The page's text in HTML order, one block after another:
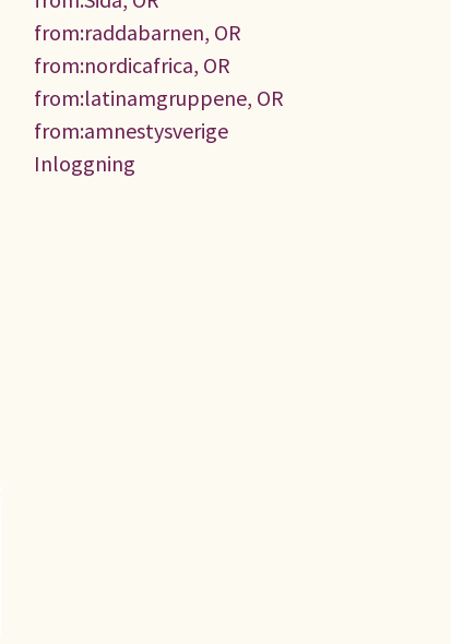
from:raddabarnen, OR
from:nordicafrica, OR
from:latinamgruppene, OR
from:amnestysverige
Inloggning